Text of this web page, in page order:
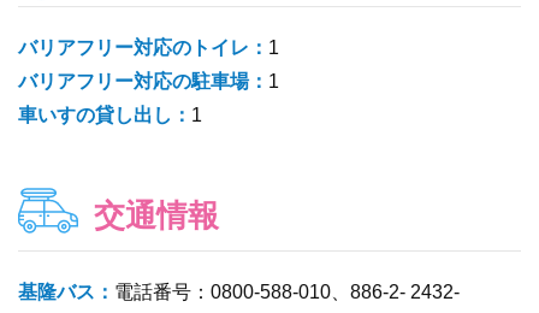
バリアフリー対応のトイレ： 1
バリアフリー対応の駐車場： 1
車いすの貸し出し： 1
交通情報
基隆バス： 電話番号：0800-588-010、886-2- 2432-